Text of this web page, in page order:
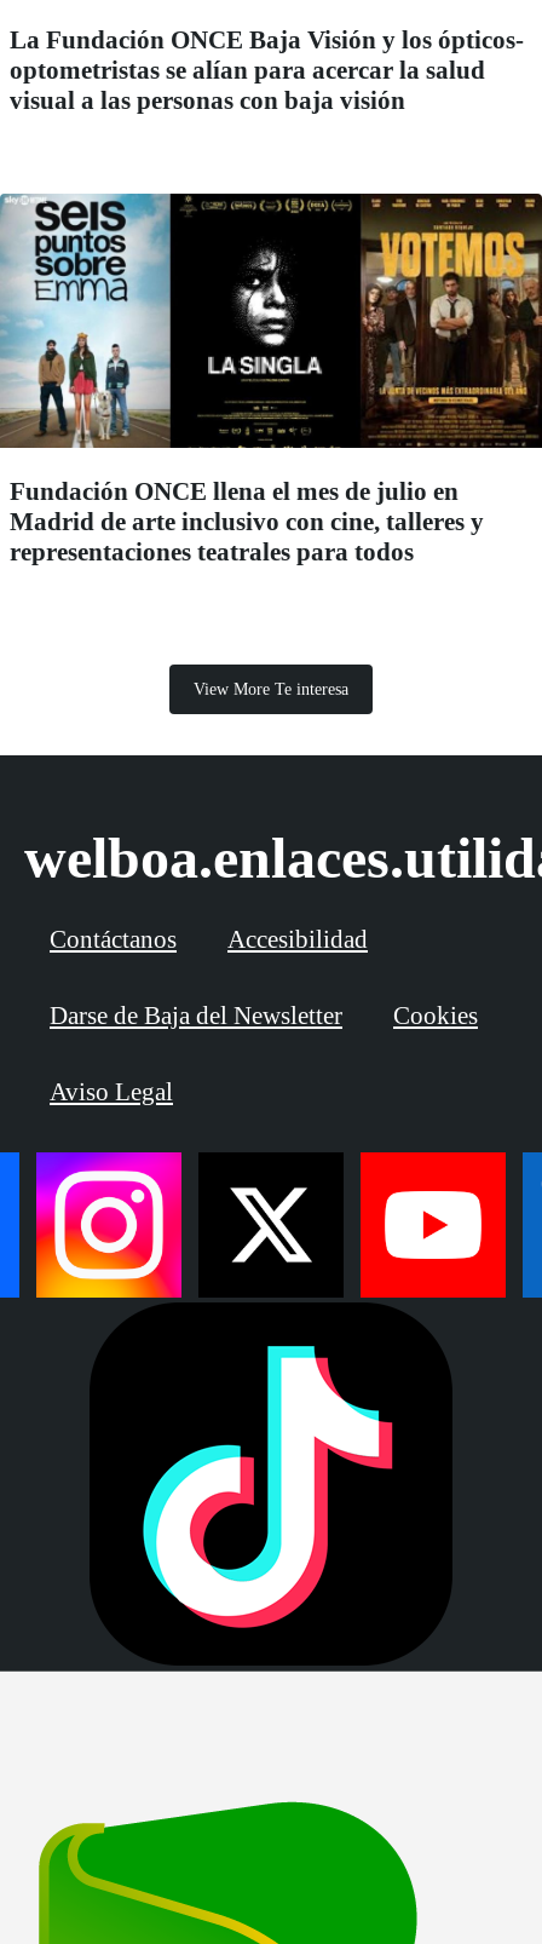
La Fundación ONCE Baja Visión y los ópticos-
optometristas se alían para acercar la salud
visual a las personas con baja visión
Fundación ONCE llena el mes de julio en
Madrid de arte inclusivo con cine, talleres y
representaciones teatrales para todos
View More Te interesa
Contáctanos Accesibilidad
Darse de Baja del Newsletter Cookies
Aviso Legal